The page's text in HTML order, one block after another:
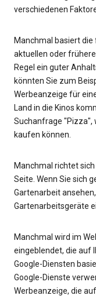
verschiedenen
Manchmal basiert
aktuellen oder
Regel ein guter
könnten Sie zum
Werbeanzeige für
Land in die Kinos
Suchanfrage "Pizza",
kaufen können.
Manchmal richtet
Seite. Wenn Sie sich
Gartenarbeit
Gartenarbeitsgeräte
Manchmal wird im
eingeblendet, die auf
Google-Diensten
Google-Dienste
Werbeanzeige, die